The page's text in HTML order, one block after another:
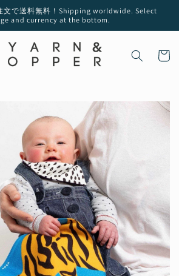
文で送料無料！Shipping worldwide. Select
and currency at the bottom.
ー